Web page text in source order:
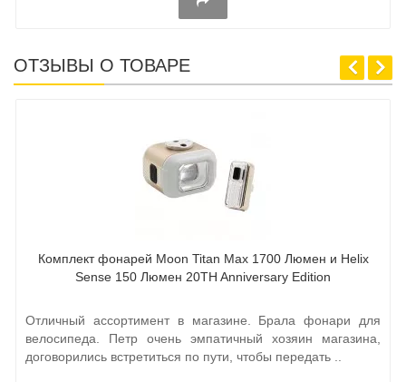
ОТЗЫВЫ О ТОВАРЕ
Комплект фонарей Moon Titan Max 1700 Люмен и Helix
Sense 150 Люмен 20TH Anniversary Edition
Отличный ассортимент в магазине. Брала фонари для
велосипеда. Петр очень эмпатичный хозяин магазина,
договорились встретиться по пути, чтобы передать ..